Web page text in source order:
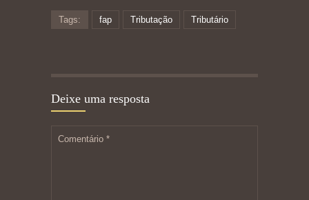
Tags: fap Tributação Tributário
Deixe uma resposta
Comentário *